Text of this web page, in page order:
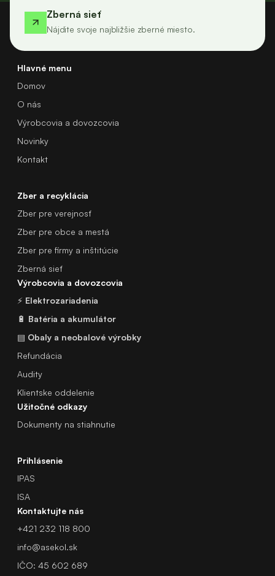
Zberná sieť
Nájdite svoje najbližšie zberné miesto.
Hlavné menu
Domov
O nás
Výrobcovia a dovozcovia
Novinky
Kontakt
Zber a recyklácia
Zber pre verejnosť
Zber pre obce a mestá
Zber pre firmy a inštitúcie
Zberná sieť
Výrobcovia a dovozcovia
⚡ Elektrozariadenia
🔋 Batéria a akumulátor
▤ Obaly a neobalové výrobky
Refundácia
Audity
Klientske oddelenie
Užitočné odkazy
Dokumenty na stiahnutie
Prihlásenie
IPAS
ISA
Kontaktujte nás
+421 232 118 800
info@asekol.sk
IČO: 45 602 689